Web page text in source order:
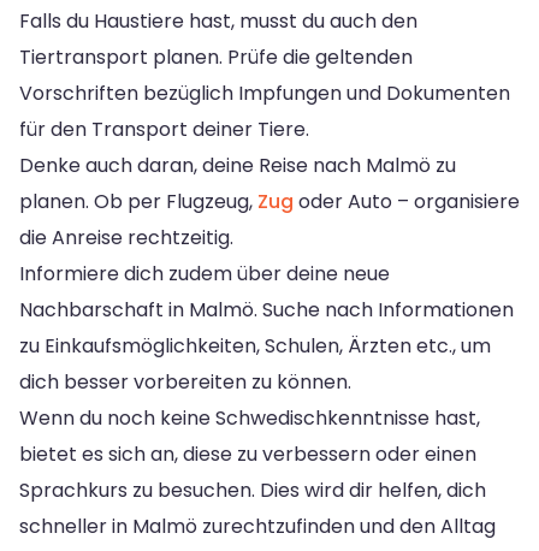
Falls du Haustiere hast, musst du auch den
Tiertransport planen. Prüfe die geltenden
Vorschriften bezüglich Impfungen und Dokumenten
für den Transport deiner Tiere.
Denke auch daran, deine Reise nach Malmö zu
planen. Ob per Flugzeug, Zug oder Auto – organisiere
die Anreise rechtzeitig.
Informiere dich zudem über deine neue
Nachbarschaft in Malmö. Suche nach Informationen
zu Einkaufsmöglichkeiten, Schulen, Ärzten etc., um
dich besser vorbereiten zu können.
Wenn du noch keine Schwedischkenntnisse hast,
bietet es sich an, diese zu verbessern oder einen
Sprachkurs zu besuchen. Dies wird dir helfen, dich
schneller in Malmö zurechtzufinden und den Alltag